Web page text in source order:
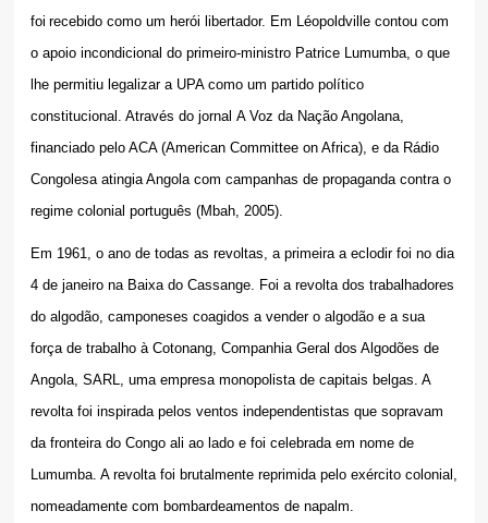
foi recebido como um herói libertador. Em Léopoldville contou com
o apoio incondicional do primeiro-ministro Patrice Lumumba, o que
lhe permitiu legalizar a UPA como um partido político
constitucional. Através do jornal A Voz da Nação Angolana,
financiado pelo ACA (American Committee on Africa), e da Rádio
Congolesa atingia Angola com campanhas de propaganda contra o
regime colonial português (Mbah, 2005).
Em 1961, o ano de todas as revoltas, a primeira a eclodir foi no dia
4 de janeiro na Baixa do Cassange. Foi a revolta dos trabalhadores
do algodão, camponeses coagidos a vender o algodão e a sua
força de trabalho à Cotonang, Companhia Geral dos Algodões de
Angola, SARL, uma empresa monopolista de capitais belgas. A
revolta foi inspirada pelos ventos independentistas que sopravam
da fronteira do Congo ali ao lado e foi celebrada em nome de
Lumumba. A revolta foi brutalmente reprimida pelo exército colonial,
nomeadamente com bombardeamentos de napalm.